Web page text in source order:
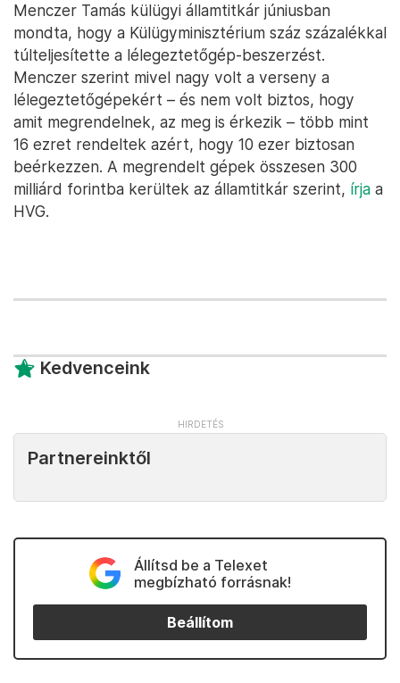
Menczer Tamás külügyi államtitkár júniusban
mondta, hogy a Külügyminisztérium száz százalékkal
túlteljesítette a lélegeztetőgép-beszerzést.
Menczer szerint mivel nagy volt a verseny a
lélegeztetőgépekért – és nem volt biztos, hogy
amit megrendelnek, az meg is érkezik – több mint
16 ezret rendeltek azért, hogy 10 ezer biztosan
beérkezzen. A megrendelt gépek összesen 300
milliárd forintba kerültek az államtitkár szerint, írja a
HVG.
Kedvenceink
Partnereinktől
Állítsd be a Telexet
megbízható forrásnak!
Beállítom